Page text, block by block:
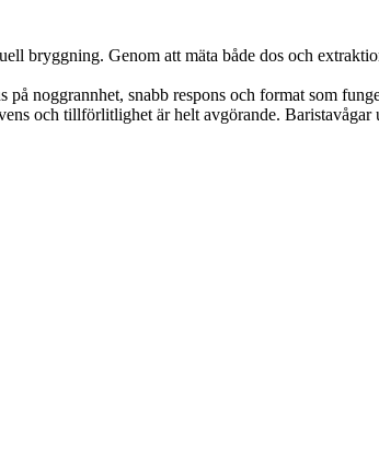
bryggning. Genom att mäta både dos och
noggrannhet, snabb respons och format som
och tillförlitlighet är helt avgörande.